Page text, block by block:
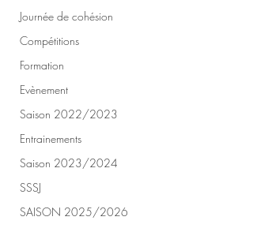
Journée de cohésion
Compétitions
Formation
Evènement
Saison 2022/2023
Entrainements
Saison 2023/2024
SSSJ
SAISON 2025/2026